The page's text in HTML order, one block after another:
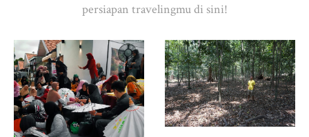
persiapan travelingmu di sini!